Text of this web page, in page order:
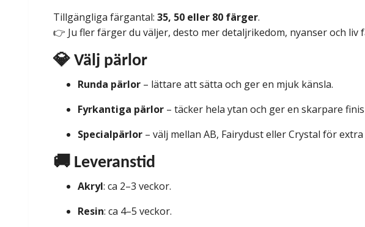
Tillgängliga färgantal: 35, 50 eller 80 färger.
👉 Ju fler färger du väljer, desto mer detaljrikedom, nyanser och liv
💎 Välj pärlor
Runda pärlor – lättare att sätta och ger en mjuk känsla.
Fyrkantiga pärlor – täcker hela ytan och ger en skarpare
Specialpärlor – välj mellan AB, Fairydust eller Crystal för
🚚 Leveranstid
Akryl: ca 2–3 veckor.
Resin: ca 4–5 veckor.